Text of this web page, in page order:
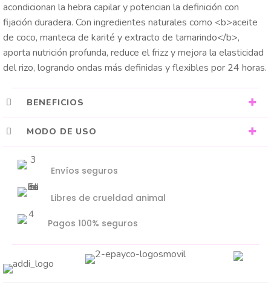
acondicionan la hebra capilar y potencian la definición con
fijación duradera. Con ingredientes naturales como <b>aceite
de coco, manteca de karité y extracto de tamarindo</b>,
aporta nutrición profunda, reduce el frizz y mejora la elasticidad
del rizo, logrando ondas más definidas y flexibles por 24 horas.
BENEFICIOS
MODO DE USO
Envíos seguros
Libres de crueldad animal
Pagos 100% seguros